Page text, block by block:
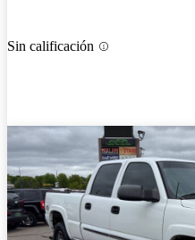
Sin calificación